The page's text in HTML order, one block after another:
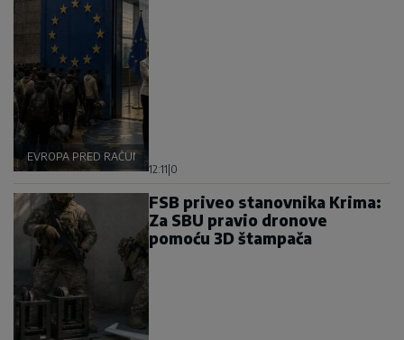
EVROPA PRED RAČUNOM
12:11 0
FSB priveo stanovnika Krima:
Za SBU pravio dronove
pomoću 3D štampača